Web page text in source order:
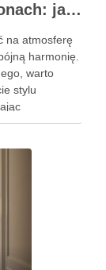
Akcent kolorystyczny na zasłonach: jak dobrać barwę, która ożywi i zharmonizuje wnętrze
na atmosferę
harmonię.
warto
stylu
charakter